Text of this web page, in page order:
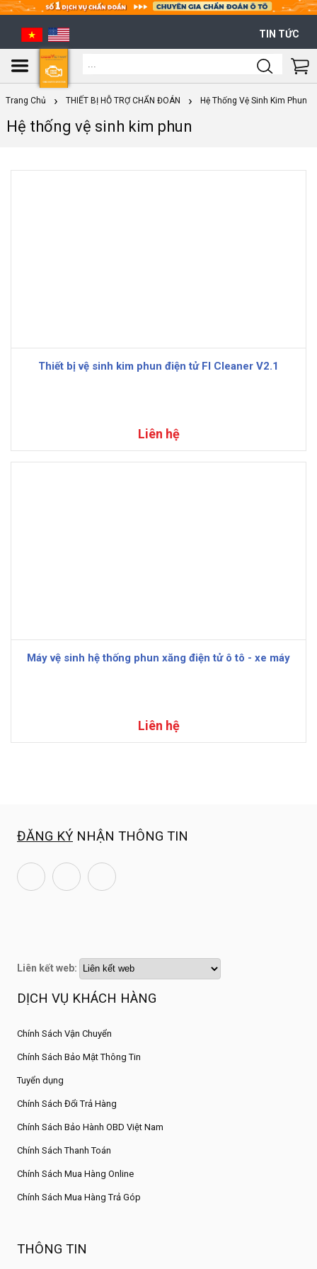
TIN TỨC
Cart
Trang Chủ THIẾT BỊ HỖ TRỢ CHẨN ĐOÁN Hệ Thống Vệ Sinh Kim Phun
Hệ thống vệ sinh kim phun
Thiết bị vệ sinh kim phun điện tử FI Cleaner V2.1
Liên hệ
Máy vệ sinh hệ thống phun xăng điện tử ô tô - xe máy
Liên hệ
ĐĂNG KÝ NHẬN THÔNG TIN
Liên kết web:
DỊCH VỤ KHÁCH HÀNG
Chính Sách Vận Chuyển
Chính Sách Bảo Mật Thông Tin
Tuyển dụng
Chính Sách Đổi Trả Hàng
Chính Sách Bảo Hành OBD Việt Nam
Chính Sách Thanh Toán
Chính Sách Mua Hàng Online
Chính Sách Mua Hàng Trả Góp
THÔNG TIN